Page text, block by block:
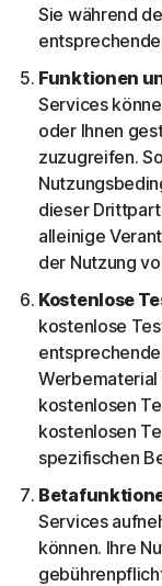
Sie während
Funktionen
Services
oder Ihnen
zuzugreifen.
dieser
alleinige
der Nutzung
Kostenlose
kostenlose
Werbematerial
kostenlosen
kostenlosen
spezifischen
Services
können. Ihre